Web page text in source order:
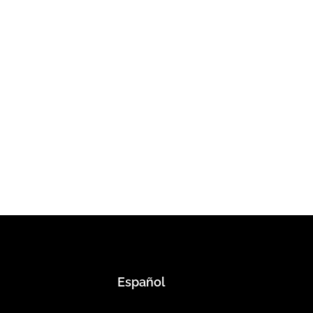
Español